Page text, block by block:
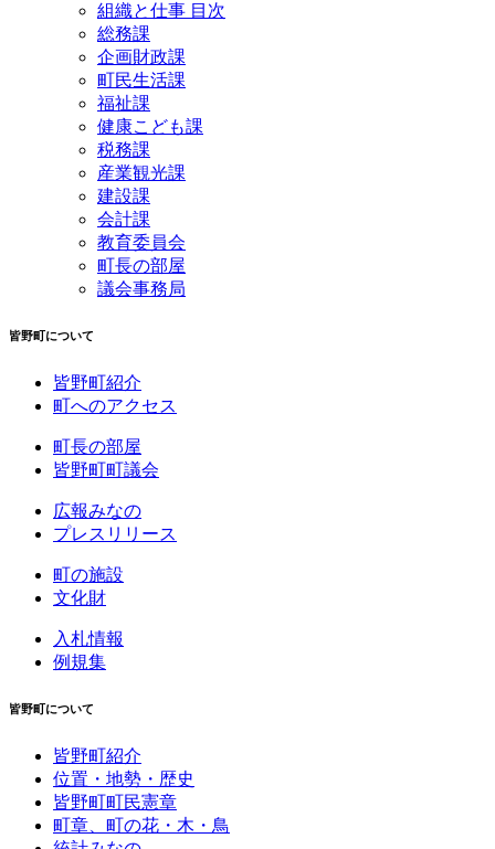
組織と仕事 目次
総務課
企画財政課
町民生活課
福祉課
健康こども課
税務課
産業観光課
建設課
会計課
教育委員会
町長の部屋
議会事務局
皆野町について
皆野町紹介
町へのアクセス
町長の部屋
皆野町町議会
広報みなの
プレスリリース
町の施設
文化財
入札情報
例規集
皆野町について
皆野町紹介
位置・地勢・歴史
皆野町町民憲章
町章、町の花・木・鳥